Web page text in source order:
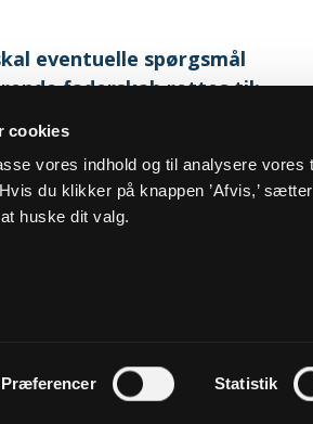
cookies
vores indhold og til analysere
du klikker på knappen ’Afvis,’
huske dit valg.
Præferencer Statistik
eventuelle spørgsmål
faderskab rettes til:
Familieretshuset